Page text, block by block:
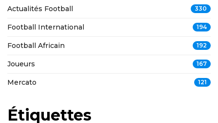
Actualités Football 330
Football International 194
Football Africain 192
Joueurs 167
Mercato 121
Étiquettes